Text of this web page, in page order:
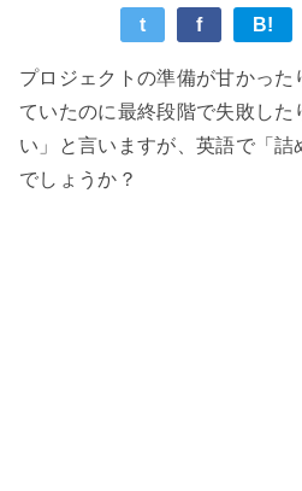
t f B!
プロジェクトの準備が甘かった
ていたのに最終段階で失敗し
い」と言いますが、英語で「詰
でしょうか？